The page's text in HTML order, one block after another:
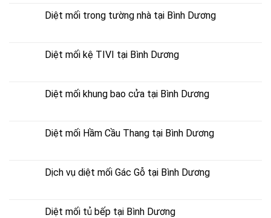
Diệt mối trong tường nhà tại Bình Dương
Diệt mối kệ TIVI tại Bình Dương
Diệt mối khung bao cửa tại Bình Dương
Diệt mối Hầm Cầu Thang tại Bình Dương
Dịch vụ diệt mối Gác Gỗ tại Bình Dương
Diệt mối tủ bếp tại Bình Dương